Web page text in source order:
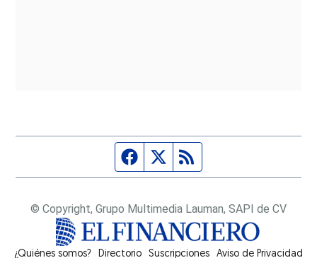
Página de Facebook
Fuente Twitter
© Copyright, Grupo Multimedia Lauman, SAPI de CV
¿Quiénes somos? Directorio Suscripciones Opens in new window
Aviso de Privacidad